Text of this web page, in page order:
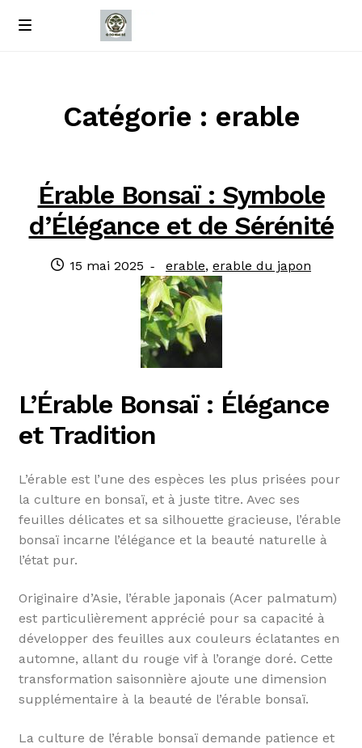
Passer
Passer
M
À propos de nous
Politique de confidentialité
Catégorie : erable
Érable Bonsaï : Symbole
d’Élégance et de Sérénité
Publié
15 mai 2025
Catégories
:
erable, erable du japon
L’Érable Bonsaï : Élégance
et Tradition
L’érable est l’une des espèces les plus prisées pour
la culture en bonsaï, et à juste titre. Avec ses
feuilles délicates et sa silhouette gracieuse, l’érable
bonsaï incarne l’élégance et la beauté naturelle à
l’état pur.
Originaire d’Asie, l’érable japonais (Acer palmatum)
est particulièrement apprécié pour sa capacité à
développer des feuilles aux couleurs éclatantes en
automne, allant du rouge vif à l’orange doré. Cette
transformation saisonnière ajoute une dimension
supplémentaire à la beauté de l’érable bonsaï.
La culture de l’érable bonsaï demande patience et